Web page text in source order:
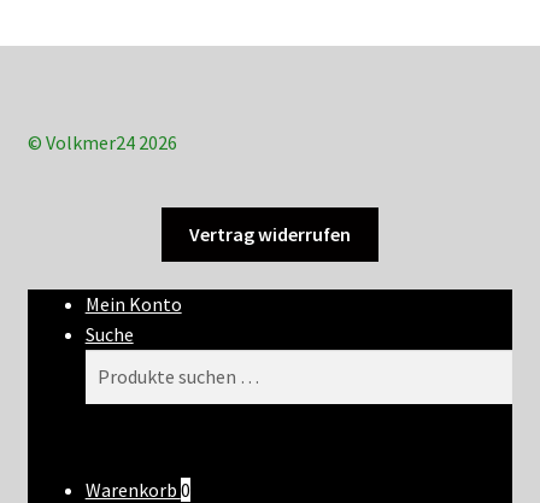
© Volkmer24 2026
Vertrag widerrufen
Mein Konto
Suche
Warenkorb 0